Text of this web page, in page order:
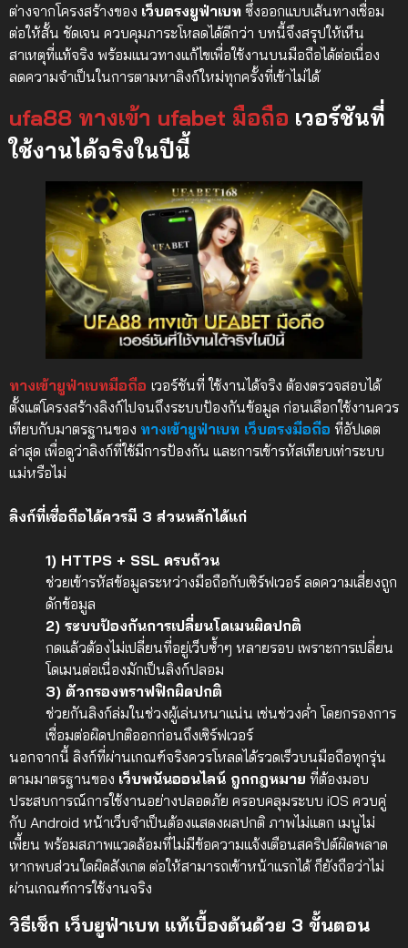
ต่างจากโครงสร้างของ เว็บตรงยูฟ่าเบท ซึ่งออกแบบเส้นทางเชื่อม
ต่อให้สั้น ชัดเจน ควบคุมภาระโหลดได้ดีกว่า บทนี้จึงสรุปให้เห็น
สาเหตุที่แท้จริง พร้อมแนวทางแก้ไขเพื่อใช้งานบนมือถือได้ต่อเนื่อง
ลดความจำเป็นในการตามหาลิงก์ใหม่ทุกครั้งที่เข้าไม่ได้
ufa88 ทางเข้า ufabet มือถือ เวอร์ชันที่
ใช้งานได้จริงในปีนี้
ทางเข้ายูฟ่าเบทมือถือ เวอร์ชันที่ ใช้งานได้จริง ต้องตรวจสอบได้
ตั้งแต่โครงสร้างลิงก์ไปจนถึงระบบป้องกันข้อมูล ก่อนเลือกใช้งานควร
เทียบกับมาตรฐานของ ทางเข้ายูฟ่าเบท เว็บตรงมือถือ ที่อัปเดต
ล่าสุด เพื่อดูว่าลิงก์ที่ใช้มีการป้องกัน และการเข้ารหัสเทียบเท่าระบบ
แม่หรือไม่
ลิงก์ที่เชื่อถือได้ควรมี 3 ส่วนหลักได้แก่
1) HTTPS + SSL ครบถ้วน
ช่วยเข้ารหัสข้อมูลระหว่างมือถือกับเซิร์ฟเวอร์ ลดความเสี่ยงถูก
ดักข้อมูล
2) ระบบป้องกันการเปลี่ยนโดเมนผิดปกติ
กดแล้วต้องไม่เปลี่ยนที่อยู่เว็บซ้ำๆ หลายรอบ เพราะการเปลี่ยน
โดเมนต่อเนื่องมักเป็นลิงก์ปลอม
3) ตัวกรองทราฟฟิกผิดปกติ
ช่วยกันลิงก์ล่มในช่วงผู้เล่นหนาแน่น เช่นช่วงค่ำ โดยกรองการ
เชื่อมต่อผิดปกติออกก่อนถึงเซิร์ฟเวอร์
นอกจากนี้ ลิงก์ที่ผ่านเกณฑ์จริงควรโหลดได้รวดเร็วบนมือถือทุกรุ่น
ตามมาตรฐานของ เว็บพนันออนไลน์ ถูกกฎหมาย ที่ต้องมอบ
ประสบการณ์การใช้งานอย่างปลอดภัย ครอบคลุมระบบ iOS ควบคู่
กับ Android หน้าเว็บจำเป็นต้องแสดงผลปกติ ภาพไม่แตก เมนูไม่
เพี้ยน พร้อมสภาพแวดล้อมที่ไม่มีข้อความแจ้งเตือนสคริปต์ผิดพลาด
หากพบส่วนใดผิดสังเกต ต่อให้สามารถเข้าหน้าแรกได้ ก็ยังถือว่าไม่
ผ่านเกณฑ์การใช้งานจริง
วิธีเช็ก เว็บยูฟ่าเบท แท้เบื้องต้นด้วย 3 ขั้นตอน